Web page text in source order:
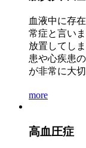
血液中に存
常症と言い
放置してし
患や心疾患
が非常に大切
more
高血圧症